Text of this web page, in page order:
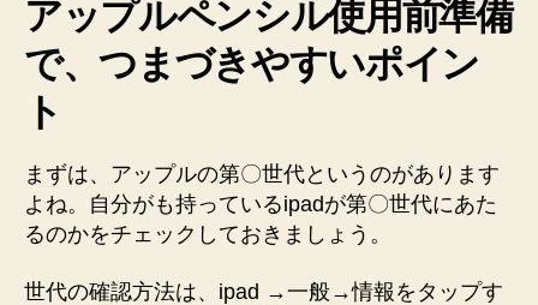
え
と
い
論
へ
の
アップルペンシル使用前準備
で、つまづきやすいポイン
ト
まずは、アップルの第〇世代というのがあります
よね。自分がも持っているipadが第〇世代にあた
るのかをチェックしておきましょう。
世代の確認方法は、ipad →一般→情報をタップす